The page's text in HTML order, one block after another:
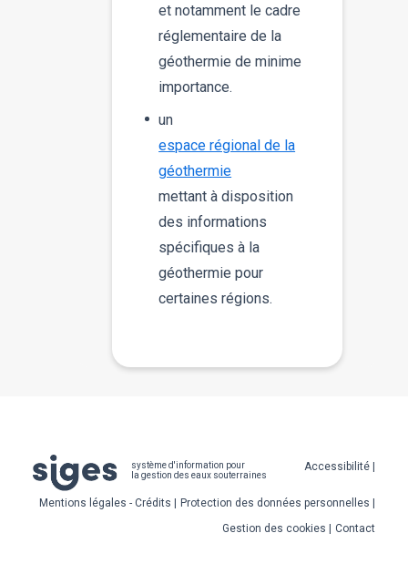
et notamment le cadre
réglementaire de la
géothermie de minime
importance.
un
espace régional de la
géothermie
mettant à disposition
des informations
spécifiques à la
géothermie pour
certaines régions.
système d'information pour
la gestion des eaux souterraines
Pied
de
page
Accessibilité
Mentions légales - Crédits
Protection des données personnelles
Gestion des cookies
Contact